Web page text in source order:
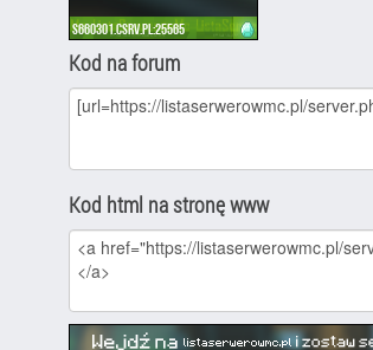
Kod na forum
Kod html na stronę www